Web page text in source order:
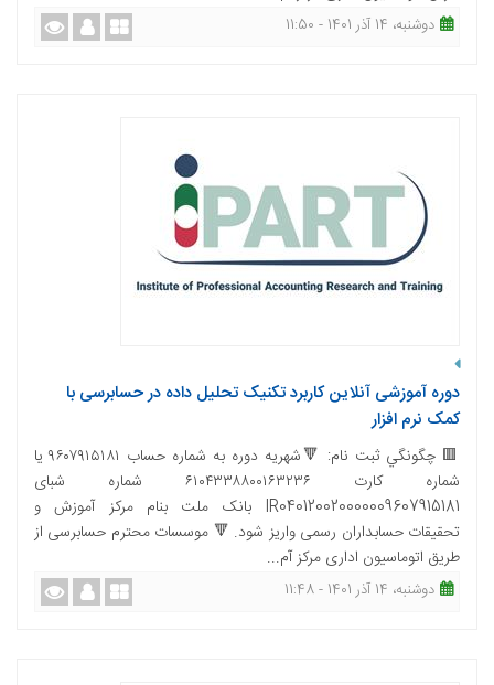
دوشنبه، 14 آذر 1401 - 11:50
دوره آموزشی آنلاین کاربرد تکنیک تحلیل داده در حسابرسی با
کمک نرم افزار
🟥 چگونگي ثبت نام: 🔻شهریه دوره به شماره حساب ۹۶۰۷۹۱۵۱۸۱ یا
شماره کارت ۶۱۰۴۳۳۸۸۰۰۱۶۳۲۳۶ شماره شبای
IR040120020000009607915181 بانک ملت بنام مرکز آموزش و
تحقیقات حسابداران رسمی واریز شود. 🔻 موسسات محترم حسابرسی از
طریق اتوماسیون اداری مرکز آم...
دوشنبه، 14 آذر 1401 - 11:48